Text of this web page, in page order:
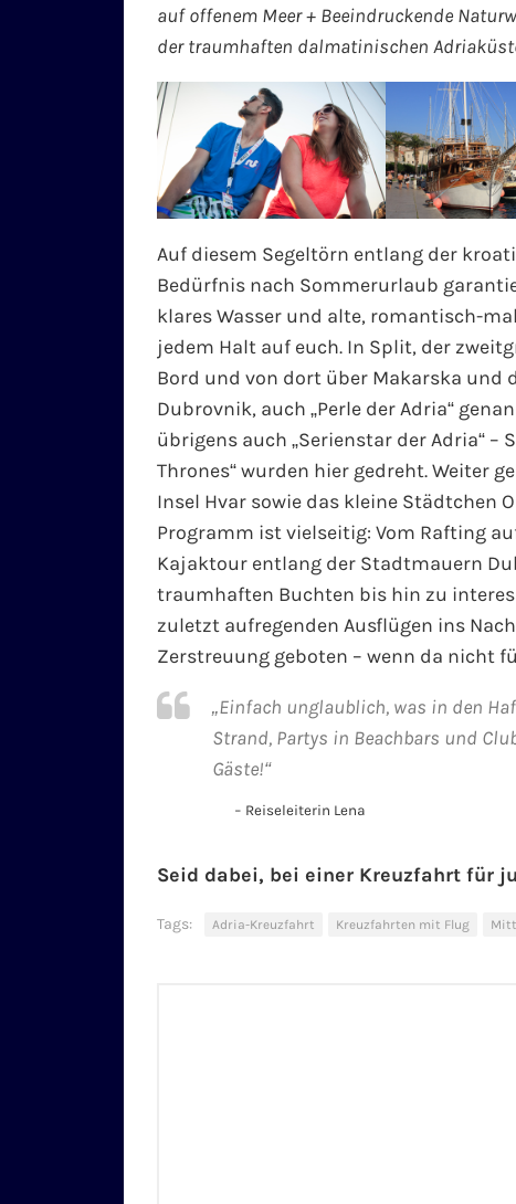
auf offenem Meer + Beeindruckende
der traumhaften dalmatinischen
Auf diesem Segeltörn entlang der
Bedürfnis nach Sommerurlaub
klares Wasser und alte, romantisch-
jedem Halt auf euch. In Split, der
Bord und von dort über Makarska und
Dubrovnik, auch „Perle der Adria“
übrigens auch „Serienstar der Adria“ –
Thrones“ wurden hier gedreht. Weiter
Insel Hvar sowie das kleine Städtchen
Programm ist vielseitig: Vom Rafting
Kajaktour entlang der Stadtmauern
traumhaften Buchten bis hin zu
zuletzt aufregenden Ausflügen ins
Zerstreuung geboten – wenn da nicht
„Einfach unglaublich, was in den
Strand, Partys in Beachbars und
Gäste!“
Reiseleiterin Lena
Seid dabei, bei einer Kreuzfahrt für
Tags: Adria-Kreuzfahrt Kreuzfahrten mit Flug